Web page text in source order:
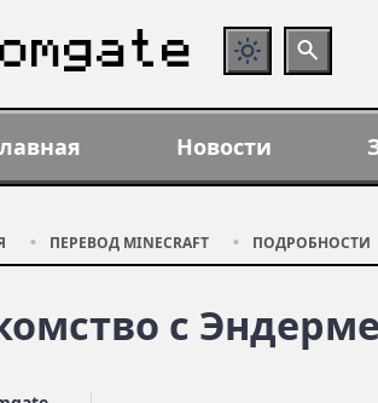
Новости
ПЕРЕВОД MINECRAFT ПОДРОБНОСТИ
с